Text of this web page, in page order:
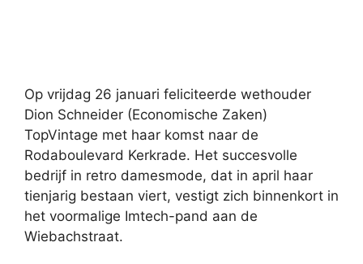
Op vrijdag 26 januari feliciteerde wethouder
Dion Schneider (Economische Zaken)
TopVintage met haar komst naar de
Rodaboulevard Kerkrade. Het succesvolle
bedrijf in retro damesmode, dat in april haar
tienjarig bestaan viert, vestigt zich binnenkort in
het voormalige Imtech-pand aan de
Wiebachstraat.